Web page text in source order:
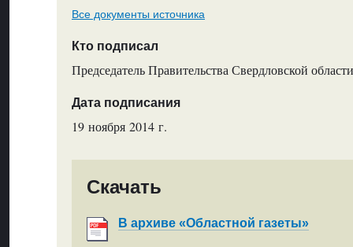
Все документы источника
Кто подписал
Председатель Правительства Свердловской
Дата подписания
19 ноября 2014 г.
Скачать
В архиве «Областной газеты»